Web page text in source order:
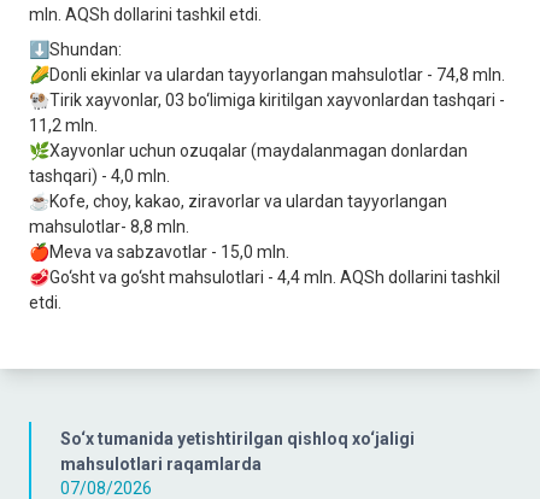
So‘x tumanida yetishtirilgan qishloq xo‘jaligi
mahsulotlari raqamlarda
07/08/2026
mln. AQSh dollarini tashkil etdi.
⬇️Shundan:
🌽Donli ekinlar va ulardan tayyorlangan mahsulotlar - 74,8 mln.
🐏Tirik xayvonlar, 03 bo‘limiga kiritilgan xayvonlardan tashqari -
11,2 mln.
🌿Xayvonlar uchun ozuqalar (maydalanmagan donlardan
tashqari) - 4,0 mln.
☕️Kofe, choy, kakao, ziravorlar va ulardan tayyorlangan
mahsulotlar- 8,8 mln.
🍎Meva va sabzavotlar - 15,0 mln.
🥩Go‘sht va go‘sht mahsulotlari - 4,4 mln. AQSh dollarini tashkil
etdi.